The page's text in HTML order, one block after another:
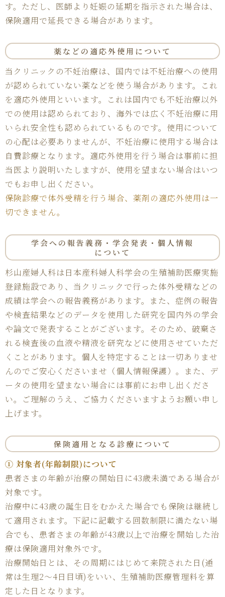
す。ただし、医師より妊娠の延期を指示された場合は、
保険適用で延長できる場合があります。
薬などの適応外使用 について
当クリニックの不妊治療は、国内では不妊治療への使用
が認められていない薬などを使う場合があります。これ
を適応外使用といいます。これは国内でも不妊治療以外
での使用は認められており、海外では広く不妊治療に用
いられ安全性も認められているものです。使用について
の心配は必要ありませんが、不妊治療に使用する場合は
自費診療となります。適応外使用を行う場合は事前に担
当医より説明いたしますが、使用を望まない場合はいつ
でもお申し出ください。
保険診療で体外受精を行う場合、薬剤の適応外使用は一
切できません。
学会への報告義務・ 学会発表・個人情報
について
杉山産婦人科は日本産科婦人科学会の生殖補助医療実施
登録施設であり、当クリニックで行った体外受精などの
成績は学会への報告義務があります。また、症例の報告
や検査結果などのデータを使用した研究を国内外の学会
や論文で発表することがございます。そのため、破棄さ
れる検査後の血液や精液を研究などに使用させていただ
くことがあります。個人を特定することは一切ありませ
んのでご安心くださいませ（個人情報保護）。また、デ
ータの使用を望まない場合には事前にお申し出くださ
い。ご理解のうえ、ご協力くださいますようお願い申し
上げます。
保険適用となる診療 について
① 対象者(年齢制限)について
患者さまの年齢が治療の開始日に43歳未満である場合が
対象です。
治療中に43歳の誕生日をむかえた場合でも保険は継続し
て適用されます。下記に記載する回数制限に満たない場
合でも、患者さまの年齢が43歳以上で治療を開始した治
療は保険適用対象外です。
治療開始日とは、その周期にはじめて来院された日(通
常は生理2～4日目頃)をいい、生殖補助医療管理料を算
定した日となります。